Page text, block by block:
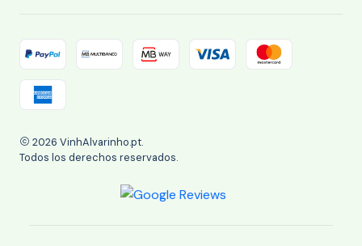
2026 VinhAlvarinho.pt.
Todos los derechos reservados.